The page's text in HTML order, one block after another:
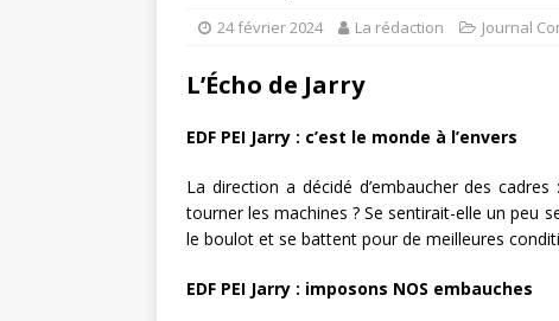
24 février 2024 La rédaction Journal
L’Écho de Jarry
EDF PEI Jarry : c’est le monde à l’envers
La direction a décidé d’embaucher des
tourner les machines ? Se sentirait-elle un peu
le boulot et se battent pour de meilleures
EDF PEI Jarry : imposons NOS embauches